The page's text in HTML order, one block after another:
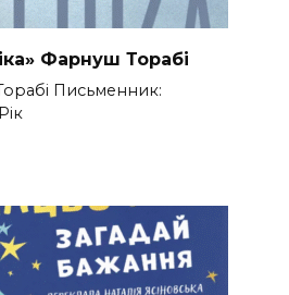
Фарнуш Торабі
Письменник: